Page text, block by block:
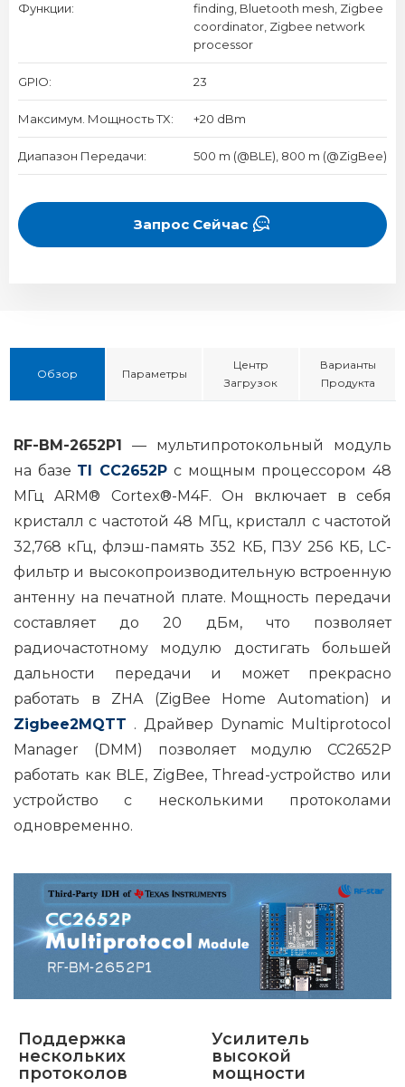
Функции:
finding, Bluetooth mesh, Zigbee
coordinator, Zigbee network
processor
GPIO: 23
Максимум. Мощность TX: +20 dBm
Диапазон Передачи: 500 m (@BLE), 800 m (@ZigBee)
Запрос Сейчас
Обзор Параметры
Центр
Загрузок
Варианты
Продукта
RF-BM-2652P1 — мультипротокольный модуль
на базе TI CC2652P с мощным процессором 48
МГц ARM® Cortex®-M4F. Он включает в себя
кристалл с частотой 48 МГц, кристалл с частотой
32,768 кГц, флэш-память 352 КБ, ПЗУ 256 КБ, LC-
фильтр и высокопроизводительную встроенную
антенну на печатной плате. Мощность передачи
составляет до 20 дБм, что позволяет
радиочастотному модулю достигать большей
дальности передачи и может прекрасно
работать в ZHA (ZigBee Home Automation) и
Zigbee2MQTT . Драйвер Dynamic Multiprotocol
Manager (DMM) позволяет модулю CC2652P
работать как BLE, ZigBee, Thread-устройство или
устройство с несколькими протоколами
одновременно.
Поддержка
нескольких
протоколов
Усилитель
высокой
мощности